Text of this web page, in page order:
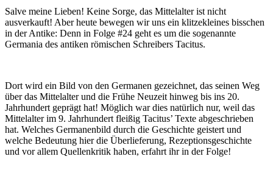
Salve meine Lieben! Keine Sorge, das Mittelalter ist nicht
ausverkauft! Aber heute bewegen wir uns ein klitzekleines bisschen
in der Antike: Denn in Folge #24 geht es um die sogenannte
Germania des antiken römischen Schreibers Tacitus.
Dort wird ein Bild von den Germanen gezeichnet, das seinen Weg
über das Mittelalter und die Frühe Neuzeit hinweg bis ins 20.
Jahrhundert geprägt hat! Möglich war dies natürlich nur, weil das
Mittelalter im 9. Jahrhundert fleißig Tacitus’ Texte abgeschrieben
hat. Welches Germanenbild durch die Geschichte geistert und
welche Bedeutung hier die Überlieferung, Rezeptionsgeschichte
und vor allem Quellenkritik haben, erfahrt ihr in der Folge!